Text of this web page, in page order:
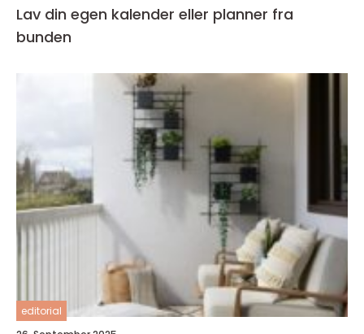
Lav din egen kalender eller planner fra
bunden
editorial